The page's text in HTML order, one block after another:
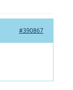
#390867